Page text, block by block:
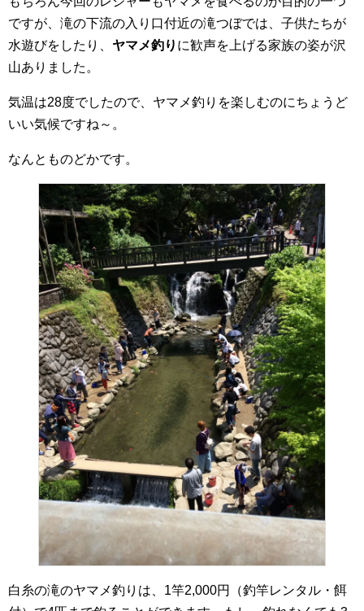
ですが、滝の下流の入り口付近の滝つぼでは、子供たちが
水遊びをしたり、 ヤマメ釣り に歓声を上げる家族の姿が沢
山ありました。
気温は28度でしたので、ヤマメ釣りを楽しむのにちょうど
いい気候ですね～。
なんとものどかです。
白糸の滝のヤマメ釣りは、1竿2,000円（釣竿レンタル・餌